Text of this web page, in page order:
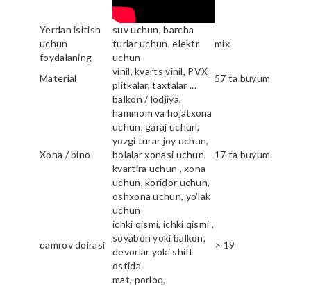
Yerdan isitish
uchun
foydalaning
suv uchun, barcha
turlar uchun, elektr
uchun
mix
Material
vinil, kvarts vinil, PVX
plitkalar, taxtalar ...
57 ta buyum
Xona / bino
balkon / lodjiya,
hammom va hojatxona
uchun, garaj uchun,
yozgi turar joy uchun,
bolalar xonasi uchun,
kvartira uchun , xona
uchun, koridor uchun,
oshxona uchun, yo'lak
uchun
17 ta buyum
qamrov doirasi
ichki qismi, ichki qismi ,
soyabon yoki balkon,
devorlar yoki shift
ostida
> 19
mat, porloq,